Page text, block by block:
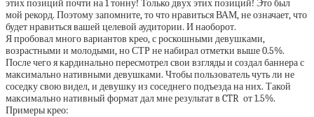
этих позиций почти на 1 тонну! Только двух этих позиций! Это был
мой рекорд. Поэтому запомните, то что нравиться ВАМ, не означает, что
будет нравиться вашей целевой аудитории. И наоборот.
Я пробовал много вариантов крео, с роскошными девушками,
возрастными и молодыми, но СТР не набирал отметки выше 0.5%.
После чего я кардинально пересмотрел свои взгляды и создал баннера с
максимально нативными девушками. Чтобы пользователь чуть ли не
соседку свою видел, и девушку из соседнего подъезда на них. Такой
максимально нативный формат дал мне результат в CTR от 1.5%.
Примеры крео: